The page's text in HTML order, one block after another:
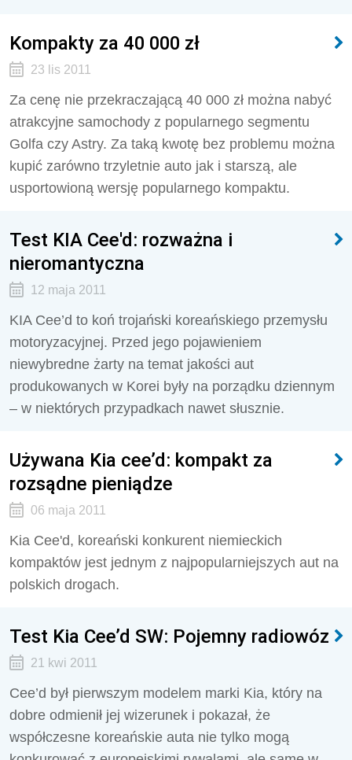
Kompakty za 40 000 zł
23 lis 2011
Za cenę nie przekraczającą 40 000 zł można nabyć
atrakcyjne samochody z popularnego segmentu
Golfa czy Astry. Za taką kwotę bez problemu można
kupić zarówno trzyletnie auto jak i starszą, ale
usportowioną wersję popularnego kompaktu.
Test KIA Cee'd: rozważna i
nieromantyczna
12 maja 2011
KIA Cee’d to koń trojański koreańskiego przemysłu
motoryzacyjnej. Przed jego pojawieniem
niewybredne żarty na temat jakości aut
produkowanych w Korei były na porządku dziennym
– w niektórych przypadkach nawet słusznie.
Używana Kia cee’d: kompakt za
rozsądne pieniądze
06 maja 2011
Kia Cee'd, koreański konkurent niemieckich
kompaktów jest jednym z najpopularniejszych aut na
polskich drogach.
Test Kia Cee’d SW: Pojemny radiowóz
21 kwi 2011
Cee’d był pierwszym modelem marki Kia, który na
dobre odmienił jej wizerunek i pokazał, że
współczesne koreańskie auta nie tylko mogą